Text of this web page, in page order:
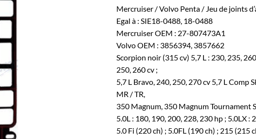
Mercruiser / Volvo Penta / Jeu de joints
Egal à : SIE18-0488, 18-0488
Mercruiser OEM : 27-807473A1
Volvo OEM : 3856394, 3857662
Scorpion noir (315 cv) 5,7 L : 230, 235,
250, 260 cv ;
5,7 L Bravo, 240, 250, 270 cv 5,7 L Comp
MR / TR,
350 Magnum, 350 Magnum Tournament
5.0L : 180, 190, 200, 228, 230 hp ; 5.0LX :
5.0 Fi (220 ch) ; 5.0FL (190 ch) ; 215 (215